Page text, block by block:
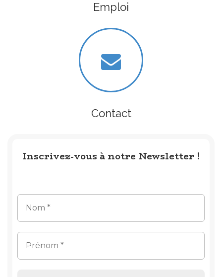
Emploi
Contact
Inscrivez-vous à notre Newsletter !